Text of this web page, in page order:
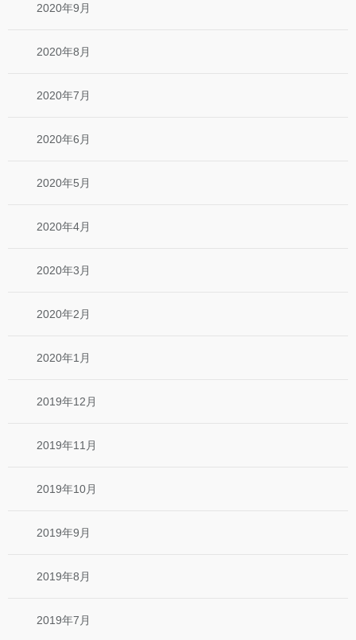
2020年9月
2020年8月
2020年7月
2020年6月
2020年5月
2020年4月
2020年3月
2020年2月
2020年1月
2019年12月
2019年11月
2019年10月
2019年9月
2019年8月
2019年7月